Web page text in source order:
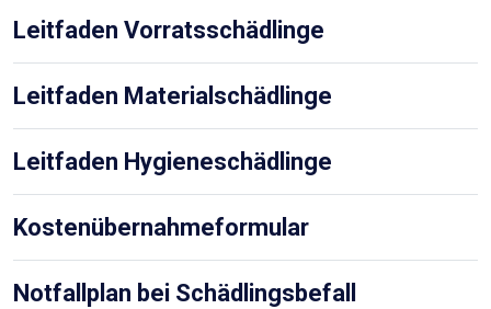
Leitfaden Vorratsschädlinge
Leitfaden Materialschädlinge
Leitfaden Hygieneschädlinge
Kostenübernahmeformular
Notfallplan bei Schädlingsbefall